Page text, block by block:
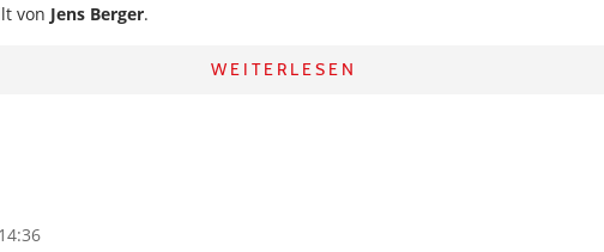
von Jens Berger.
WEITERLESEN